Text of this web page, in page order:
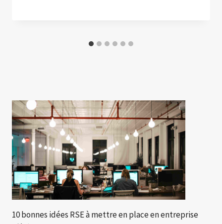
10 bonnes idées RSE à mettre en place en entreprise